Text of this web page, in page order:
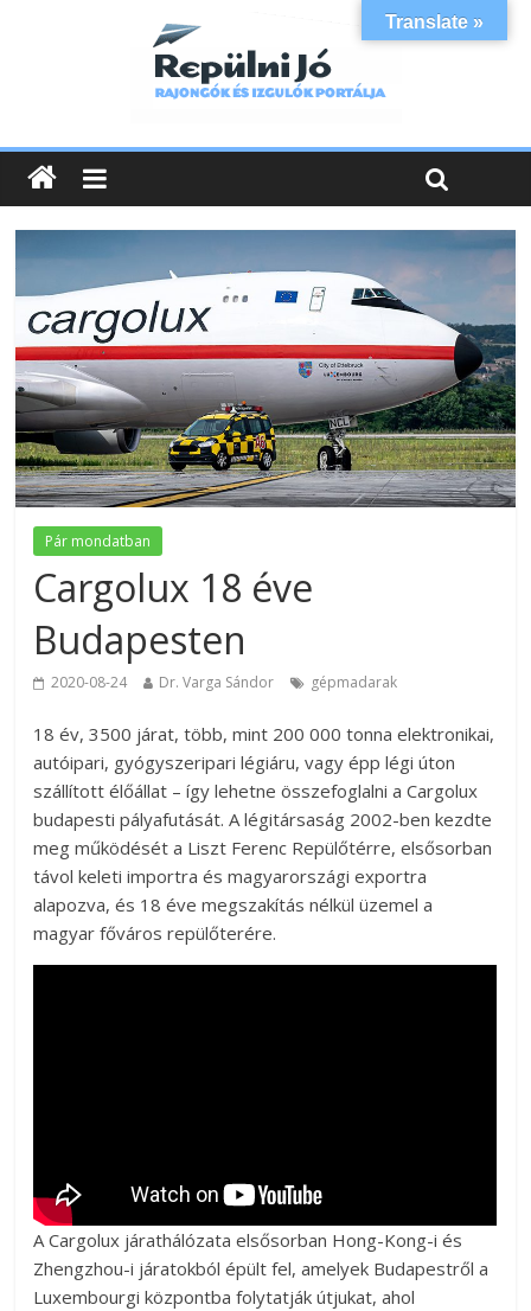
Pár mondatban
Cargolux 18 éve
Budapesten
2020-08-24 Dr. Varga Sándor gépmadarak
18 év, 3500 járat, több, mint 200 000 tonna elektronikai,
autóipari, gyógyszeripari légiáru, vagy épp légi úton
szállított élőállat – így lehetne összefoglalni a Cargolux
budapesti pályafutását. A légitársaság 2002-ben kezdte
meg működését a Liszt Ferenc Repülőtérre, elsősorban
távol keleti importra és magyarországi exportra
alapozva, és 18 éve megszakítás nélkül üzemel a
magyar főváros repülőterére.
A Cargolux járathálózata elsősorban Hong-Kong-i és
Zhengzhou-i járatokból épült fel, amelyek Budapestről a
Luxembourgi központba folytatják útjukat, ahol
Translate »